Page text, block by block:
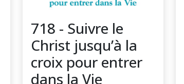
718 - Suivre le
Christ jusqu’à la
croix pour entrer
dans la Vie